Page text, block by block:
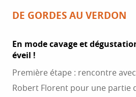
DE GORDES AU VERDON
En mode cavage et
éveil !
Première étape : rencontre
Robert Florent pour une partie